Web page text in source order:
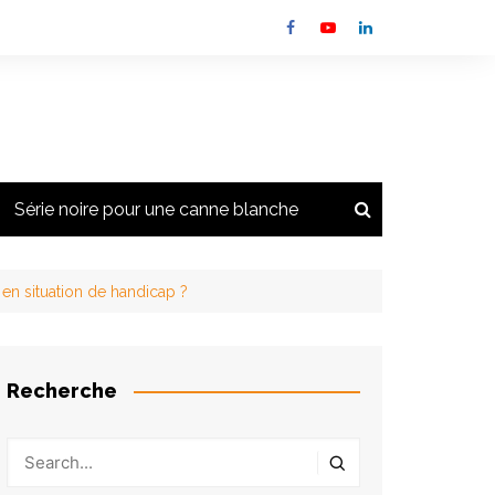
feux
et autres
Série noire pour une canne blanche
situation de handicap ?
Recherche